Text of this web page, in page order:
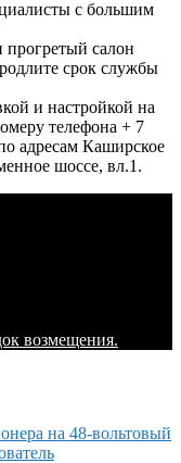
с большим
прогретый салон
срок службы
и настройкой на
телефона + 7
адресам Каширское
шоссе, вл.1.
возмещения.
на 48-вольтовый